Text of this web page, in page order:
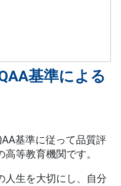
基準による
基準に従って品質評
等教育機関です。
人生を大切にし、自分